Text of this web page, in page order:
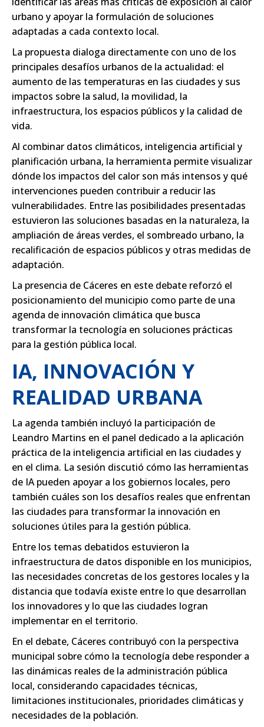
urbano y apoyar la formulación de soluciones
adaptadas a cada contexto local.
La propuesta dialoga directamente con uno de los
principales desafíos urbanos de la actualidad: el
aumento de las temperaturas en las ciudades y sus
impactos sobre la salud, la movilidad, la
infraestructura, los espacios públicos y la calidad de
vida.
Al combinar datos climáticos, inteligencia artificial y
planificación urbana, la herramienta permite visualizar
dónde los impactos del calor son más intensos y qué
intervenciones pueden contribuir a reducir las
vulnerabilidades. Entre las posibilidades presentadas
estuvieron las soluciones basadas en la naturaleza, la
ampliación de áreas verdes, el sombreado urbano, la
recalificación de espacios públicos y otras medidas de
adaptación.
La presencia de Cáceres en este debate reforzó el
posicionamiento del municipio como parte de una
agenda de innovación climática que busca
transformar la tecnología en soluciones prácticas
para la gestión pública local.
IA, INNOVACIÓN Y
REALIDAD URBANA
La agenda también incluyó la participación de
Leandro Martins en el panel dedicado a la aplicación
práctica de la inteligencia artificial en las ciudades y
en el clima. La sesión discutió cómo las herramientas
de IA pueden apoyar a los gobiernos locales, pero
también cuáles son los desafíos reales que enfrentan
las ciudades para transformar la innovación en
soluciones útiles para la gestión pública.
Entre los temas debatidos estuvieron la
infraestructura de datos disponible en los municipios,
las necesidades concretas de los gestores locales y la
distancia que todavía existe entre lo que desarrollan
los innovadores y lo que las ciudades logran
implementar en el territorio.
En el debate, Cáceres contribuyó con la perspectiva
municipal sobre cómo la tecnología debe responder a
las dinámicas reales de la administración pública
local, considerando capacidades técnicas,
limitaciones institucionales, prioridades climáticas y
necesidades de la población.